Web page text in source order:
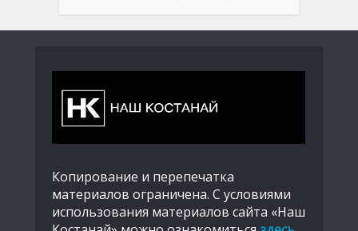
Копирование и перепечатка
материалов ограничена. С условиями
использования материалов сайта «Наш